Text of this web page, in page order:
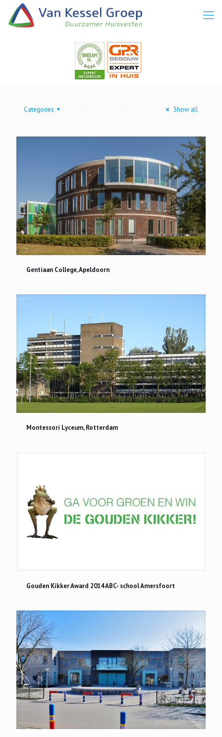
Categories Show all
Gentiaan College, Apeldoorn
Gentiaan College, Apeldoorn
Montessori Lyceum, Rotterdam
Montessori Lyceum, Rotterdam
Gouden Kikker Award 2014 ABC- school Amersfoort
Gouden Kikker Award 2014 ABC- school Amersfoort